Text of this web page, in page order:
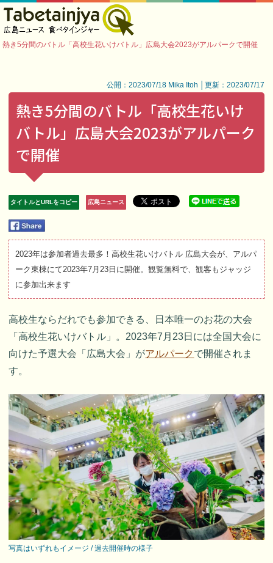
熱き5分間のバトル「高校生花いけバトル」広島大会2023がアルパークで開催
公開：2023/07/18 Mika Itoh │更新：2023/07/17
熱き5分間のバトル「高校生花いけ
バトル」広島大会2023がアルパーク
で開催
タイトルとURLをコピー 広島ニュース
2023年は参加者過去最多！高校生花いけバトル 広島大会が、アルパ
ーク東棟にて2023年7月23日に開催。観覧無料で、観客もジャッジ
に参加出来ます
高校生ならだれでも参加できる、日本唯一のお花の大会
「高校生花いけバトル」。2023年7月23日には全国大会に
向けた予選大会「広島大会」がアルパーク で開催されま
す。
写真はいずれもイメージ / 過去開催時の様子